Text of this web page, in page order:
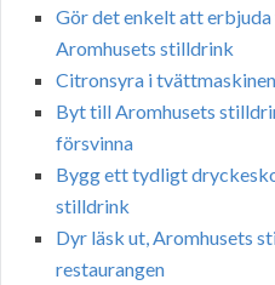
Gör det enkelt att
Aromhusets stilldrink
Citronsyra i
Byt till Aromhusets
försvinna
Bygg ett tydligt
stilldrink
Dyr läsk ut, Aromhusets
restaurangen